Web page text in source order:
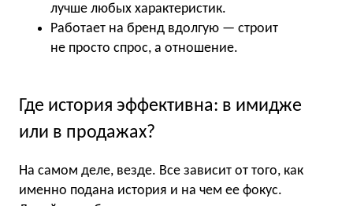
лучше любых характеристик.
Работает на бренд вдолгую — строит
не просто спрос, а отношение.
Где история эффективна: в имидже
или в продажах?
На самом деле, везде. Все зависит от того, как
именно подана история и на чем ее фокус.